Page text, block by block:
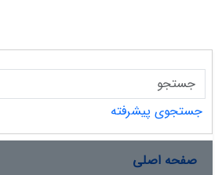
جستجوی پیشرفته
صفحه اصلی